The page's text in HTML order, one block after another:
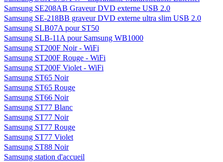
Samsung SE208AB Graveur DVD externe USB 2.0
Samsung SE-218BB graveur DVD externe ultra slim USB 2.0
Samsung SLB07A pour ST50
Samsung SLB-11A pour Samsung WB1000
Samsung ST200F Noir - WiFi
Samsung ST200F Rouge - WiFi
Samsung ST200F Violet - WiFi
Samsung ST65 Noir
Samsung ST65 Rouge
Samsung ST66 Noir
Samsung ST77 Blanc
Samsung ST77 Noir
Samsung ST77 Rouge
Samsung ST77 Violet
Samsung ST88 Noir
Samsung station d'accueil